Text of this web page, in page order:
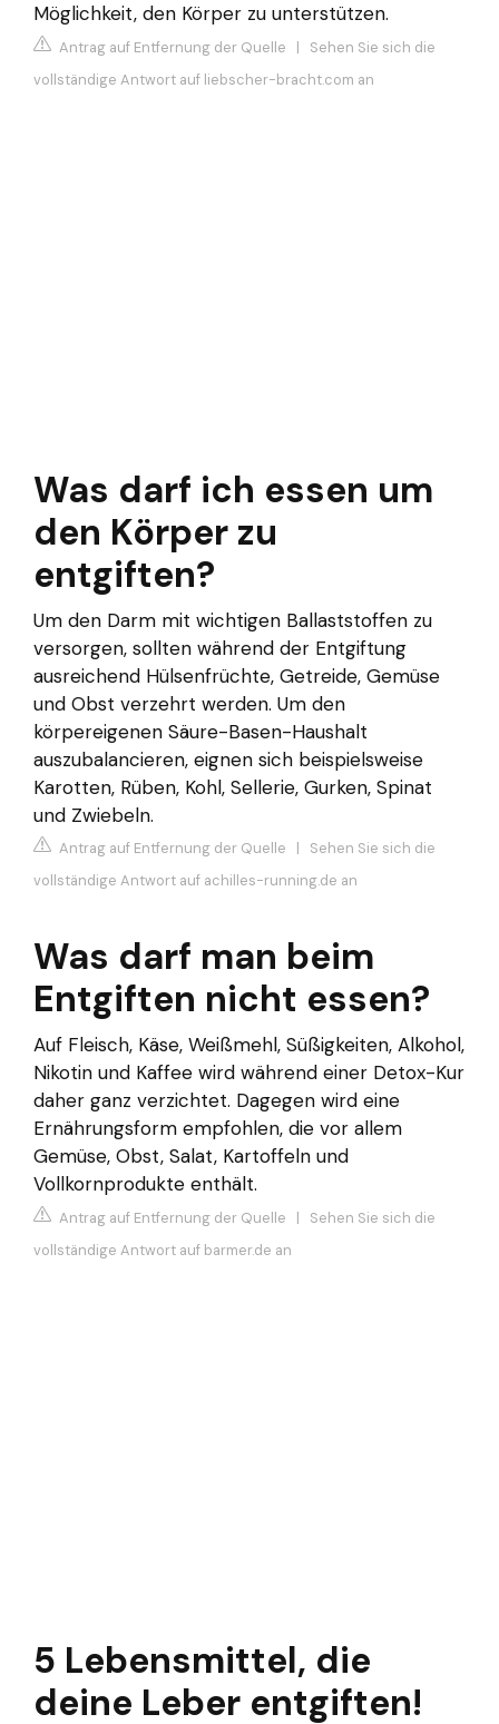
Möglichkeit, den Körper zu unterstützen.
Antrag auf Entfernung der Quelle | Sehen Sie sich die
vollständige Antwort auf liebscher-bracht.com an
Was darf ich essen um
den Körper zu
entgiften?
Um den Darm mit wichtigen Ballaststoffen zu
versorgen, sollten während der Entgiftung
ausreichend Hülsenfrüchte, Getreide, Gemüse
und Obst verzehrt werden. Um den
körpereigenen Säure-Basen-Haushalt
auszubalancieren, eignen sich beispielsweise
Karotten, Rüben, Kohl, Sellerie, Gurken, Spinat
und Zwiebeln.
Antrag auf Entfernung der Quelle | Sehen Sie sich die
vollständige Antwort auf achilles-running.de an
Was darf man beim
Entgiften nicht essen?
Auf Fleisch, Käse, Weißmehl, Süßigkeiten, Alkohol,
Nikotin und Kaffee wird während einer Detox-Kur
daher ganz verzichtet. Dagegen wird eine
Ernährungsform empfohlen, die vor allem
Gemüse, Obst, Salat, Kartoffeln und
Vollkornprodukte enthält.
Antrag auf Entfernung der Quelle | Sehen Sie sich die
vollständige Antwort auf barmer.de an
5 Lebensmittel, die
deine Leber entgiften!